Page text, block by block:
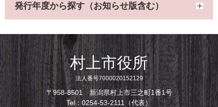
発行年度から探す（お知らせ版含む）
村上市役所
法人番号7000020152129
〒958-8501 新潟県村上市三之町1番1号
Tel：0254-53-2111（代表）